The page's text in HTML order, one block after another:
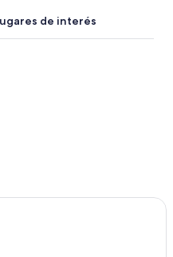
de los Estados
Politécnica del Litoral
de interés